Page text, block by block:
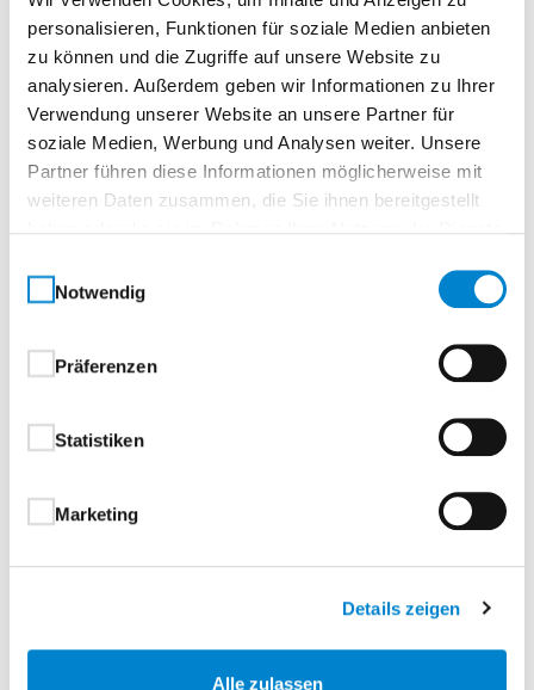
personalisieren, Funktionen für soziale Medien anbieten
zu können und die Zugriffe auf unsere Website zu
analysieren. Außerdem geben wir Informationen zu Ihrer
Verwendung unserer Website an unsere Partner für
soziale Medien, Werbung und Analysen weiter. Unsere
Partner führen diese Informationen möglicherweise mit
weiteren Daten zusammen, die Sie ihnen bereitgestellt
Notwendig
Präferenzen
Statistiken
Marketing
Details zeigen
Alle zulassen
Varianten
Lichtausschnitte
Türblatt
Falz
Kante und Schmalfläche
Einlage
steinau Wohnraumtüren.